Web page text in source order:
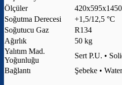
Ölçüler
420x595x1450
Soğutma Derecesi
+1,5/12,5 °C
Soğutucu Gaz
R134
Ağırlık
50 kg
Yalıtım Mad.
Yoğunluğu
Sert P.U. •
Bağlantı
Şebeke •